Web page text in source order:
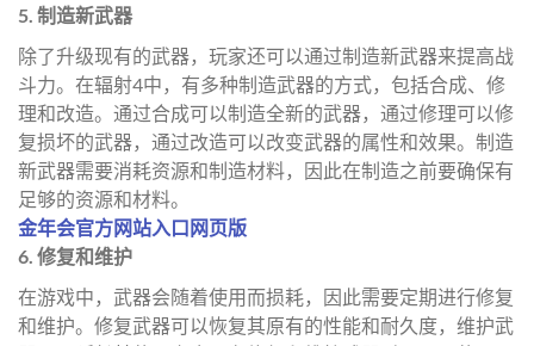
5. 制造新武器
除了升级现有的武器，玩家还可以通过制造新武器来提高战
斗力。在辐射4中，有多种制造武器的方式，包括合成、修
理和改造。通过合成可以制造全新的武器，通过修理可以修
复损坏的武器，通过改造可以改变武器的属性和效果。制造
新武器需要消耗资源和制造材料，因此在制造之前要确保有
足够的资源和材料。
金年会官方网站入口网页版
6. 修复和维护
在游戏中，武器会随着使用而损耗，因此需要定期进行修复
和维护。修复武器可以恢复其原有的性能和耐久度，维护武